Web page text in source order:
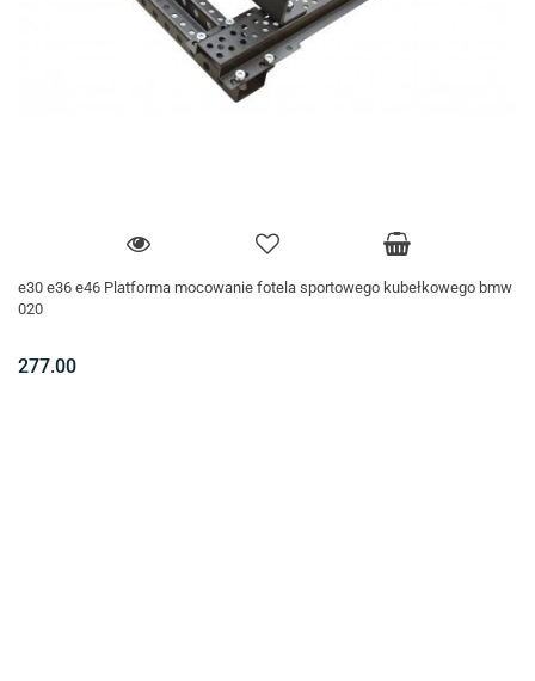
e30 e36 e46 Platforma mocowanie fotela sportowego kubełkowego bmw
020
277.00